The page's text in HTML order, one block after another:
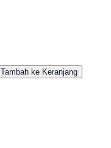
Tambah ke Keranjang